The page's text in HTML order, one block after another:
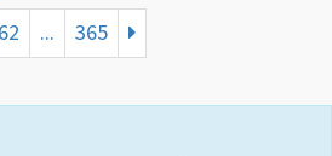
62 ... 365